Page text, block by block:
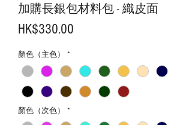
加購長銀包材料包 - 織皮面
HK$330.00
顏色（主色） *
顏色（次色） *